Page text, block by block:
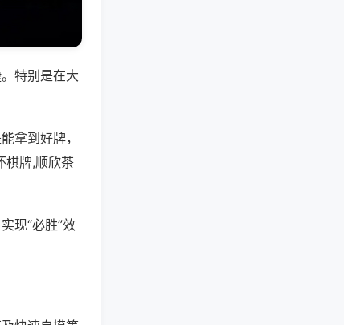
特别是在大
拿到好牌，
棋牌,顺欣茶
现“必胜”效